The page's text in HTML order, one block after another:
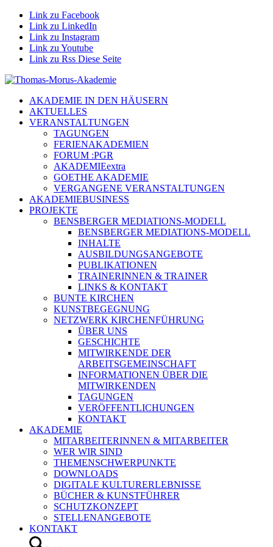
Link zu Facebook
Link zu LinkedIn
Link zu Instagram
Link zu Youtube
Link zu Rss Diese Seite
AKADEMIE IN DEN HÄUSERN
AKTUELLES
VERANSTALTUNGEN
TAGUNGEN
FERIENAKADEMIEN
FORUM :PGR
AKADEMIEextra
GOETHE AKADEMIE
VERGANGENE VERANSTALTUNGEN
AKADEMIEBUSINESS
PROJEKTE
BENSBERGER MEDIATIONS-MODELL
BENSBERGER MEDIATIONS-MODELL
INHALTE
AUSBILDUNGSANGEBOTE
PUBLIKATIONEN
TRAINERINNEN & TRAINER
LINKS & KONTAKT
BUNTE KIRCHEN
KUNSTBEGEGNUNG
NETZWERK KIRCHENFÜHRUNG
ÜBER UNS
GESCHICHTE
MITWIRKENDE DER
ARBEITSGEMEINSCHAFT
INFORMATIONEN ÜBER DIE
MITWIRKENDEN
TAGUNGEN
VERÖFFENTLICHUNGEN
KONTAKT
AKADEMIE
MITARBEITERINNEN & MITARBEITER
WER WIR SIND
THEMENSCHWERPUNKTE
DOWNLOADS
DIGITALE KULTURERLEBNISSE
BÜCHER & KUNSTFÜHRER
SCHUTZKONZEPT
STELLENANGEBOTE
KONTAKT